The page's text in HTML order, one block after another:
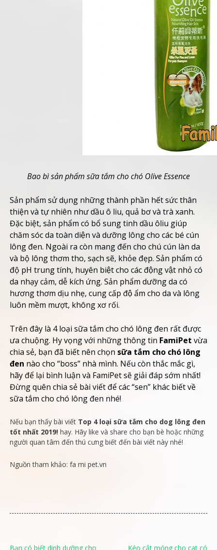
Bao bì sản phẩm sữa tắm cho chó Olive Essence
Sản phẩm sử dụng những thành phần hết sức thân
thiện và tự nhiên như dầu ô liu, quả bơ và trà xanh.
Đặc biệt, sản phẩm có bổ sung tinh dầu ôliu giúp
chăm sóc da toàn diện và dưỡng lông cho các bé cún
lông đen. Ngoài ra còn mang đến cho chú cún làn da
và bộ lông thơm tho, sạch sẽ, khỏe đẹp. Sản phẩm có
độ pH trung tính, huyên biệt cho các động vật nhỏ có
da nhạy cảm, dễ kích ứng. Sản phẩm dưỡng da có
hương thơm dịu nhẹ, cung cấp độ ẩm cho da và lông
luôn mềm mượt, không xơ rối.
Trên đây là 4 loại sữa tắm cho chó lông đen rất được
ưa chuộng. Hy vọng với những thông tin FamiPet vừa
chia sẻ, bạn đã biết nên chọn sữa tắm cho chó lông
đen nào cho “boss” nhà mình. Nếu còn thắc mắc gì,
hãy để lại bình luận và FamiPet sẽ giải đáp sớm nhất!
Đừng quên chia sẻ bài viết để các “sen” khác biết về
sữa tắm cho chó lông đen nhé!
Nếu bạn thấy bài viết Top 4 loại sữa tắm cho dog lông đen
tốt nhất 2019! hay. Hãy like và share cho bạn bè hoặc những
người quan tâm đến thú cưng biết đến bài viết này nhé!
Nguồn tham khảo: fa mi pet.vn
Bạn có biết dinh dưỡng cho Kéo cắt móng cho cat có